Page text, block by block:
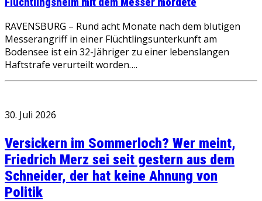
RAVENSBURG – Rund acht Monate nach dem blutigen
Messerangriff in einer Flüchtlingsunterkunft am
Bodensee ist ein 32-Jähriger zu einer lebenslangen
Haftstrafe verurteilt worden….
30. Juli 2026
Versickern im Sommerloch? Wer meint,
Friedrich Merz sei seit gestern aus dem
Schneider, der hat keine Ahnung von
Politik